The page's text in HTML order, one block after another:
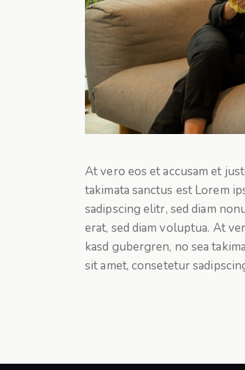
At vero eos et accusam et
takimata sanctus est Lorem
sadipscing elitr, sed diam
erat, sed diam voluptua. At
kasd gubergren, no sea
sit amet, consetetur